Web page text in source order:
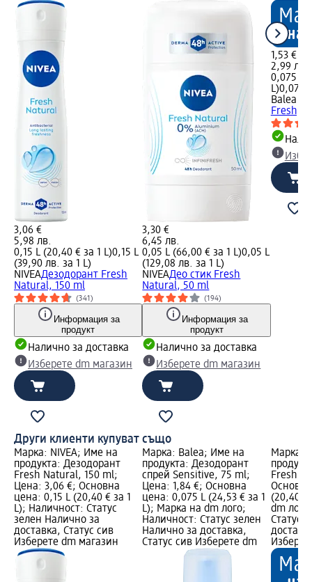
3,06 €
5,98 лв.
0,15 L (20,40 € за 1 L)0,15 L
(39,90 лв. за 1 L)
NIVEAДезодорант Fresh
Natural, 150 ml
(341)
Информация за
продукт
Налично за доставка
Изберете dm магазин
3,30 €
6,45 лв.
0,05 L (66,00 € за 1 L)0,05 L
(129,08 лв. за 1 L)
NIVEAДео стик Fresh
Natural, 50 ml
(194)
Информация за
продукт
Налично за доставка
Изберете dm магазин
1,53 €
2,99 лв.
0,075 L
L)0,075
Balea
Fresh,
Други клиенти купуват също
Марка: NIVEA; Име на
продукта: Дезодорант
Fresh Natural, 150 ml;
Цена: 3,06 €; Основна
цена: 0,15 L (20,40 € за 1
L); Наличност: Статус
зелен Налично за
доставка, Статус сив
Изберете dm магазин
Марка: Balea; Име на
продукта: Дезодорант
спрей Sensitive, 75 ml;
Цена: 1,84 €; Основна
цена: 0,075 L (24,53 € за 1
L); Марка на dm лого;
Наличност: Статус зелен
Налично за доставка,
Статус сив Изберете dm
Марка:
Fresh,
(20,40 €
dm
Статус